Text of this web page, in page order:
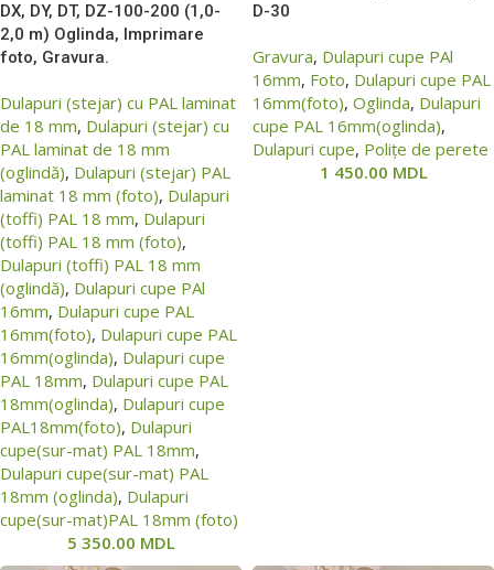
DХ, DY, DT, DZ-100-200 (1,0-
2,0 m) Oglinda, Imprimare
foto, Gravura.
Dulapuri (stejar) cu PAL laminat
de 18 mm, Dulapuri (stejar) cu
PAL laminat de 18 mm
(oglindă), Dulapuri (stejar) PAL
laminat 18 mm (foto), Dulapuri
(toffi) PAL 18 mm, Dulapuri
(toffi) PAL 18 mm (foto),
Dulapuri (toffi) PAL 18 mm
(oglindă), Dulapuri cupe PAl
16mm, Dulapuri cupe PAL
16mm(foto), Dulapuri cupe PAL
16mm(oglinda), Dulapuri cupe
PAL 18mm, Dulapuri cupe PAL
18mm(oglinda), Dulapuri cupe
PAL18mm(foto), Dulapuri
cupe(sur-mat) PAL 18mm,
Dulapuri cupe(sur-mat) PAL
18mm (oglinda), Dulapuri
cupe(sur-mat)PAL 18mm (foto)
5 350.00 MDL
D-30
Gravura, Dulapuri cupe PAl
16mm, Foto, Dulapuri cupe PAL
16mm(foto), Oglinda, Dulapuri
cupe PAL 16mm(oglinda),
Dulapuri cupe, Polițe de perete
1 450.00 MDL